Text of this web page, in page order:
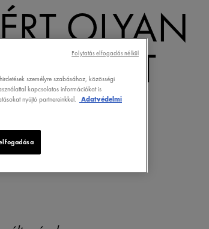
OLYAN
MIT
személyre szabásához, közösségi
kapcsolatos információkat is
nyújtó partnereinkkel.
Adatvédelmi
Folytatás elfogadás nélkül